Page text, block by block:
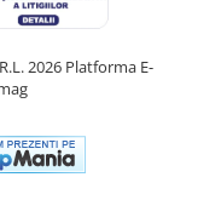
2026 Platforma E-